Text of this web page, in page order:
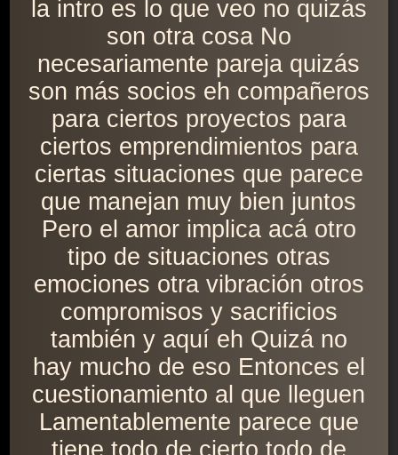
la intro es lo que veo no quizás
son otra cosa No
necesariamente pareja quizás
son más socios eh compañeros
para ciertos proyectos para
ciertos emprendimientos para
ciertas situaciones que parece
que manejan muy bien juntos
Pero el amor implica acá otro
tipo de situaciones otras
emociones otra vibración otros
compromisos y sacrificios
también y aquí eh Quizá no
hay mucho de eso Entonces el
cuestionamiento al que lleguen
Lamentablemente parece que